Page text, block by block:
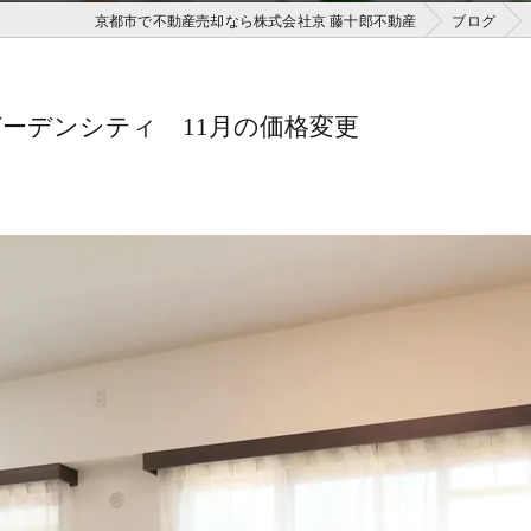
京都市で不動産売却なら株式会社京 藤十郎不動産 ブログ
デンシティ 11月の価格変更